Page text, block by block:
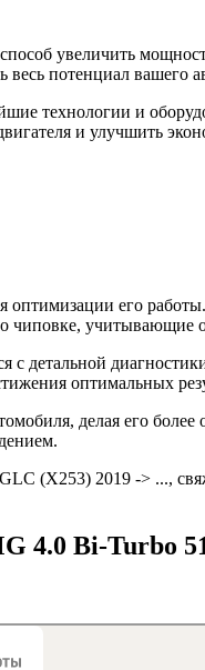
увеличить
потенциал вашего
технологии и
и улучшить
его
чиповке,
оптимальных
делая его
(X253) 2019 -> ...,
4.0 Bi-Turbo